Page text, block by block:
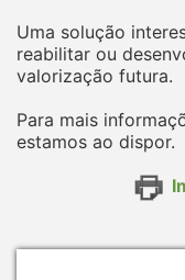
Uma solução
reabilitar ou
valorização futura.
Para mais
estamos ao dispor.